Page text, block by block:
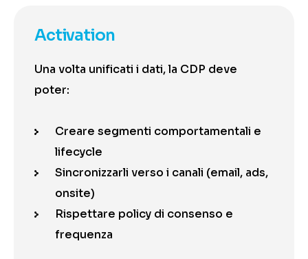
Activation
Una volta unificati i dati, la CDP deve
poter:
Creare segmenti comportamentali e
lifecycle
Sincronizzarli verso i canali (email, ads,
onsite)
Rispettare policy di consenso e
frequenza